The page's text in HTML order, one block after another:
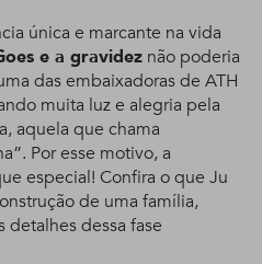
única e marcante na vida
e a gravidez não poderia
das embaixadoras de ATH
muita luz e alegria pela
aquela que chama
Por esse motivo, a
especial! Confira o que Ju
de uma família,
detalhes dessa fase